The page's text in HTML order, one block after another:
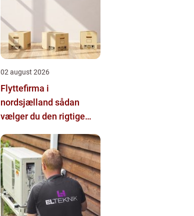
02 august 2026
Flyttefirma i
nordsjælland sådan
vælger du den rigtige